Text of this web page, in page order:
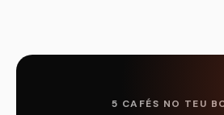
5 CAFÉS NO TEU